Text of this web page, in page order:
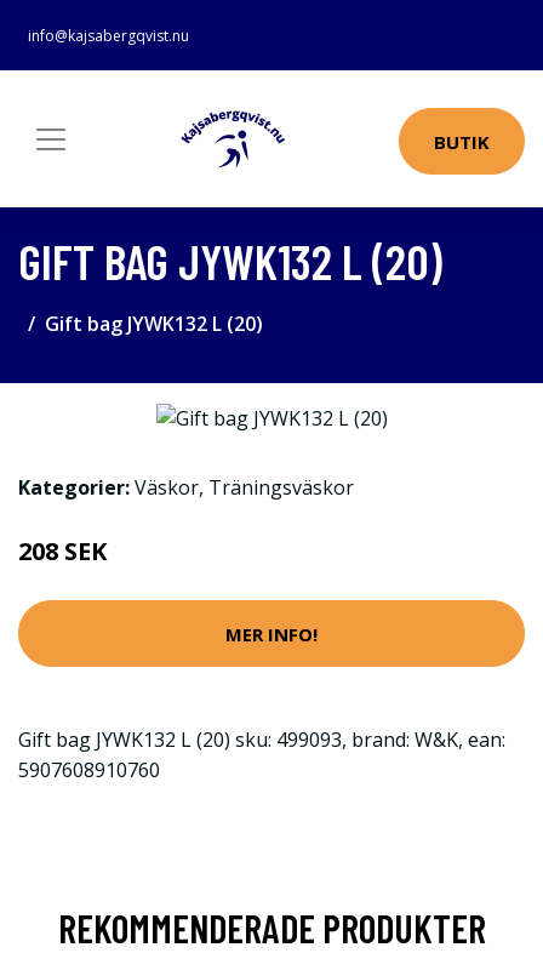
info@kajsabergqvist.nu
BUTIK
GIFT BAG JYWK132 L (20)
Gift bag JYWK132 L (20)
Kategorier:Väskor, Träningsväskor
208 SEK
MER INFO!
Gift bag JYWK132 L (20) sku: 499093, brand: W&K, ean:
5907608910760
REKOMMENDERADE PRODUKTER